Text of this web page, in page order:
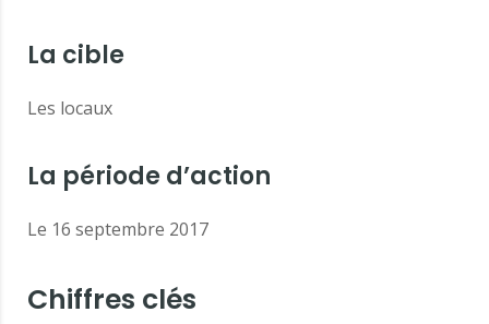
La cible
Les locaux
La période d’action
Le 16 septembre 2017
Chiffres clés